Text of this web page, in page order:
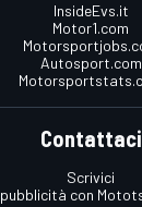
InsideEvs.it
Motor1.com
Autosport.com
Contattaci
Scrivici
con